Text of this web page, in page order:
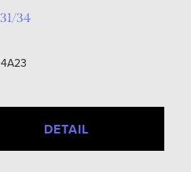
34
DETAIL